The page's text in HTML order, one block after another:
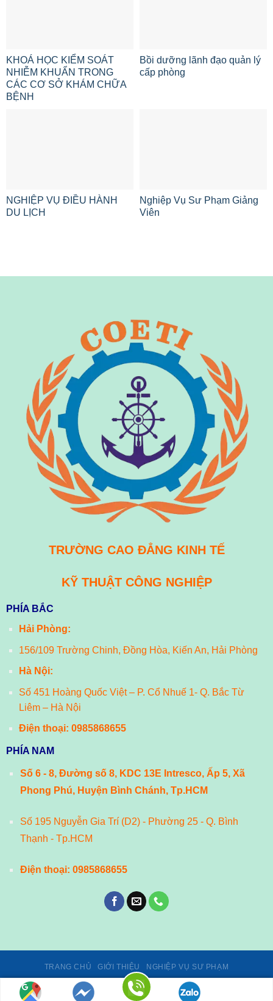
KHOÁ HỌC KIỂM SOÁT
NHIỄM KHUẨN TRONG
CÁC CƠ SỞ KHÁM CHỮA
BỆNH
Bồi dưỡng lãnh đạo quản lý
cấp phòng
NGHIỆP VỤ ĐIỀU HÀNH
DU LỊCH
Nghiệp Vụ Sư Phạm Giảng
Viên
TRƯỜNG CAO ĐẲNG KINH TẾ
KỸ THUẬT CÔNG NGHIỆP
PHÍA BẮC
Hải Phòng:
156/109 Trường Chinh, Đồng Hòa, Kiến An, Hải Phòng
Hà Nội:
Số 451 Hoàng Quốc Việt – P. Cổ Nhuế 1- Q. Bắc Từ
Liêm – Hà Nội
Điện thoại: 0985868655
PHÍA NAM
Số 6 - 8, Đường số 8, KDC 13E Intresco, Ấp 5, Xã
Phong Phú, Huyện Bình Chánh, Tp.HCM
Số 195 Nguyễn Gia Trí (D2) - Phường 25 - Q. Bình
Thạnh - Tp.HCM
Điện thoại: 0985868655
TRANG CHỦ GIỚI THIỆU NGHIỆP VỤ SƯ PHẠM
Giấy phép số 02/GP-TTĐT, ngày 24/01/2014 của Cục Phát thanh,
truyền hình và Thông tin điện tử - Bộ Thông tin và Truyền thông.